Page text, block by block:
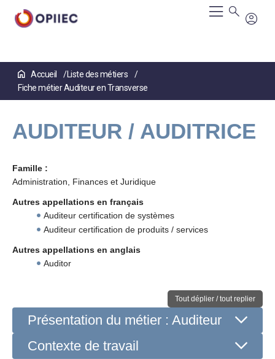
contenu
principal
Accueil
Liste des métiers
Fiche métier Auditeur en Transverse
AUDITEUR / AUDITRICE
Famille :
Administration, Finances et Juridique
Autres appellations en français
Auditeur certification de systèmes
Auditeur certification de produits / services
Autres appellations en anglais
Auditor
Tout déplier / tout replier
Présentation du métier : Auditeur
Contexte de travail